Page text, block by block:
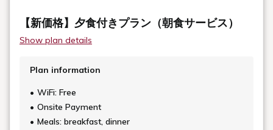
【新価格】夕食付きプラン（朝食サービス）
Show plan details
Plan information
WiFi: Free
Onsite Payment
Meals: breakfast, dinner